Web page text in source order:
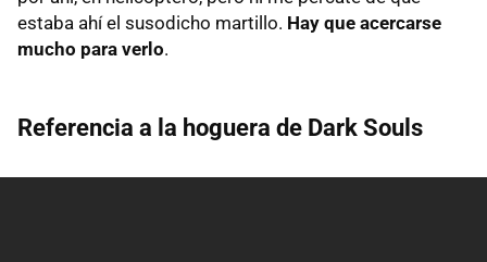
estaba ahí el susodicho martillo. Hay que acercarse
mucho para verlo.
Referencia a la hoguera de Dark Souls